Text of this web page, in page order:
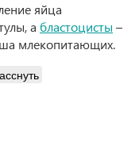
яйца
а бластоцисты –
млекопитающих.